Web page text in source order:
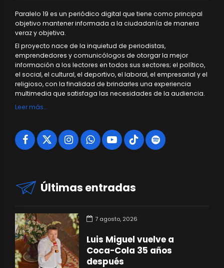
Paralelo 19 es un periódico digital que tiene como principal
objetivo mantener informada a la ciudadanía de manera
veraz y objetiva.
El proyecto nace de la inquietud de periodistas,
emprendedores y comunicólogos de otorgar la mejor
información a los lectores en todos sus sectores; el político,
el social, el cultural, el deportivo, el laboral, el empresarial y el
religioso, con la finalidad de brindarles una experiencia
multimedia que satisfaga las necesidades de la audiencia.
Leer más…
Últimas entradas
7 agosto, 2026
Luis Miguel vuelve a
Coca-Cola 35 años
después